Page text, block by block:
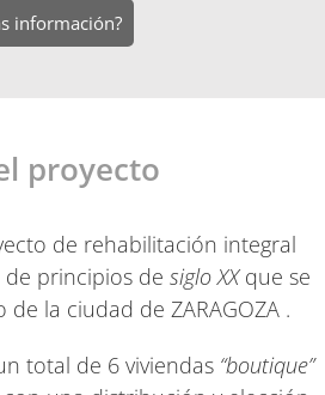
información?
proyecto
de rehabilitación integral
principios de siglo XXque se
la ciudad de ZARAGOZA .
total de 6 viviendas “boutique”